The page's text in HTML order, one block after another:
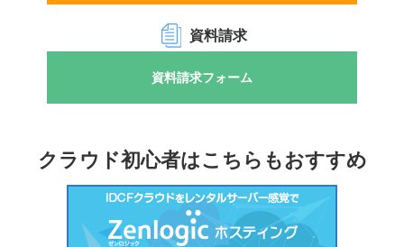
資料請求
資料請求フォーム
クラウド初心者はこちらもおすすめ